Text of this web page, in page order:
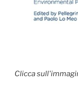
Clicca